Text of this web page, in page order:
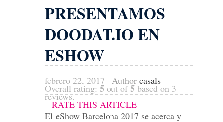
PRESENTAMOS
DOODAT.IO EN
ESHOW
febrero 22, 2017 Author casals
Overall rating: 5 out of5 based on 3
reviews.
RATE THIS ARTICLE
El eShow Barcelona 2017 se acerca y